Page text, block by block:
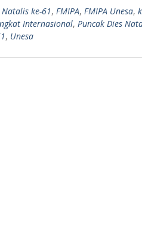
Natalis ke-61, FMIPA, FMIPA Unesa,
Internasional, Puncak Dies
, Unesa